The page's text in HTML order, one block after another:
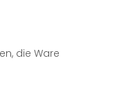
die Ware